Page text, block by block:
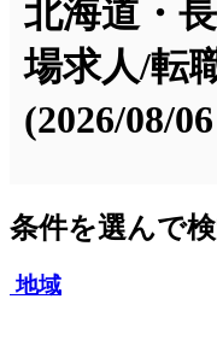
北海道・
場求人/転
(2026/08/
条件を選んで
地域